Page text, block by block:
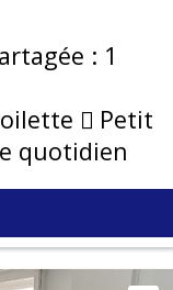
: 1
Petit
quotidien